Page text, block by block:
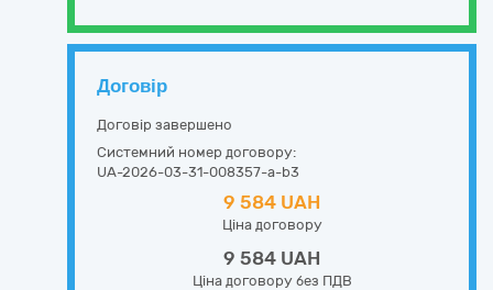
Договір
Договір завершено
Системний номер договору:
UA-2026-03-31-008357-a-b3
9 584 UAH
Ціна договору
9 584 UAH
Ціна договору без ПДВ